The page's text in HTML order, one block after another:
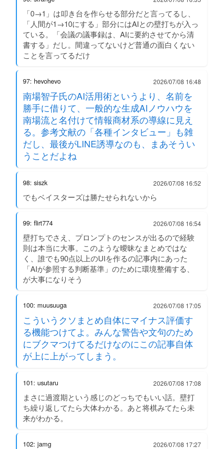
「0→1」は叩き台を作らせる部分だと言ってるし、
「人間が1→10にする」部分にはAIとの壁打ちが入っ
ている。「会議の議事録は、AIに要約させてから清
書する」だし。間違ってないけど普通の面白くない
ことを言ってるだけ
97: hevohevo 2026/07/08 16:48
南場智子氏のAI活用術というより、名前を
勝手に借りて、一般的な生成AIノウハウを
南場流と名付けて情報商材系の導線に見え
る。参考文献の「各種インタビュー」も雑
だし、最後がLINE誘導なのも、まあそうい
うことだよね
98: siszk 2026/07/08 16:52
でもベイスターズは勝たせられないから
99: flirt774 2026/07/08 16:54
壁打ちでさえ、プロンプトのセンスが出るので経験
則は本当に大事。このような曖昧なまとめではな
く、誰でも90点以上のUIを作るの記事内にあった
「AIが参照する判断基準」のために環境整備する、
が大事になりそう
100: muusuuga 2026/07/08 17:05
こういうクソまとめ自体にマイナス評価す
る機能つけてよ。みんな警告や文句のため
にブクマつけてるだけなのにこの記事自体
が上に上がってしまう。
101: usutaru 2026/07/08 17:08
まさに過渡期という感じのどっちでもいい話。壁打
ち繰り返してたら大体わかる。あと将棋みてたら未
来がわかる。
102: jamg 2026/07/08 17:27